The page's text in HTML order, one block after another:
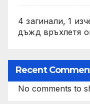
4 загинали, 1
дъжд връхлетя
Recent
No comments to